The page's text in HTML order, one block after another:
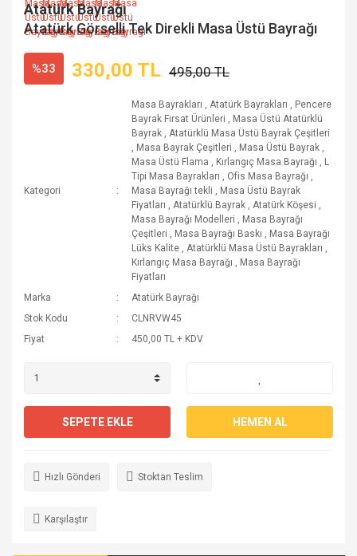
Atatürk Bayrağı
Atatürk Görselli Tek Direkli Masa Üstü Bayrağı
%33 330,00 TL 495,00 TL
Kategori
Masa Bayrakları ,Atatürk Bayrakları , Pencere
Bayrak Fırsat Ürünleri , Masa Üstü Atatürklü
Bayrak ,Atatürklü Masa Üstü Bayrak Çeşitleri
, Masa Bayrak Çeşitleri , Masa Üstü Bayrak ,
Masa Üstü Flama , Kırlangıç Masa Bayrağı , L
Tipi Masa Bayrakları , Ofis Masa Bayrağı ,
Masa Bayrağı tekli , Masa Üstü Bayrak
Fiyatları ,Atatürklü Bayrak ,Atatürk Köşesi ,
Masa Bayrağı Modelleri , Masa Bayrağı
Çeşitleri , Masa Bayrağı Baskı , Masa Bayrağı
Lüks Kalite ,Atatürklü Masa Üstü Bayrakları ,
Kırlangıç Masa Bayrağı , Masa Bayrağı
Fiyatları
Marka
Atatürk Bayrağı
Stok Kodu
CLNRVW45
Fiyat
450,00 TL + KDV
SEPETE EKLE HEMEN AL
Hızlı Gönderi Stoktan Teslim
Karşılaştır